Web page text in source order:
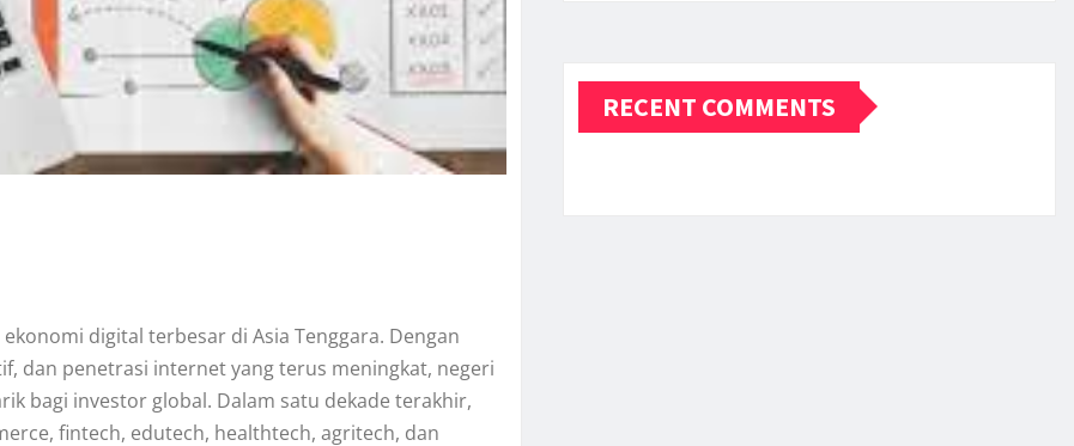
digital terbesar di Asia Tenggara. Dengan
dan penetrasi internet yang terus meningkat, negeri
bagi investor global. Dalam satu dekade terakhir,
fintech, edutech, healthtech, agritech, dan
RECENT COMMENTS